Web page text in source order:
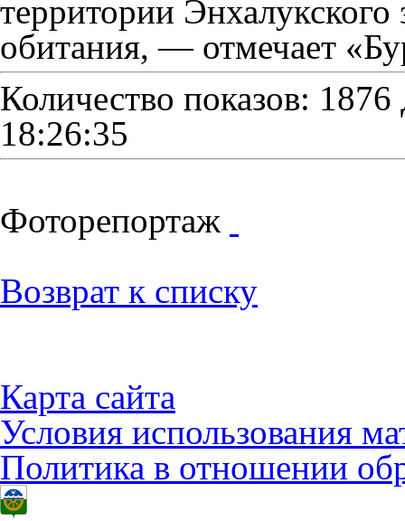
территории Энхалукского
обитания, — отмечает
Количество показов: 1876
18:26:35
Фоторепортаж
Возврат к списку
Карта сайта
Условия использования
Политика в отношении